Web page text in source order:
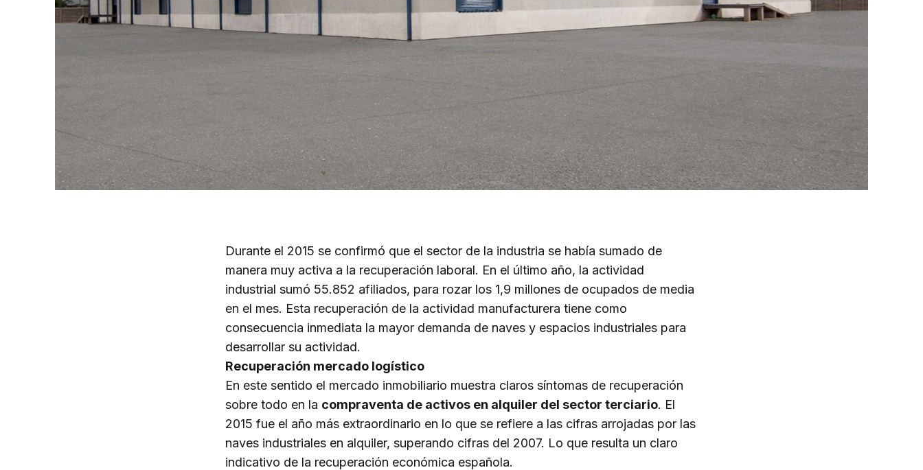
Durante el 2015 se confirmó que el sector de la industria se había sumado de
manera muy activa a la recuperación laboral. En el último año, la actividad
industrial sumó 55.852 afiliados, para rozar los 1,9 millones de ocupados de media
en el mes. Esta recuperación de la actividad manufacturera tiene como
consecuencia inmediata la mayor demanda de naves y espacios industriales para
desarrollar su actividad.
Recuperación mercado logístico
En este sentido el mercado inmobiliario muestra claros síntomas de recuperación
sobre todo en la compraventa de activos en alquiler del sector terciario. El
2015 fue el año más extraordinario en lo que se refiere a las cifras arrojadas por las
naves industriales en alquiler, superando cifras del 2007. Lo que resulta un claro
indicativo de la recuperación económica española.